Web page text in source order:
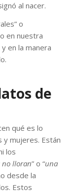
al nacer.
o
en nuestra
en la manera
de
qué es lo
mujeres. Están
los
no lloran” o “una
desde la
Estos